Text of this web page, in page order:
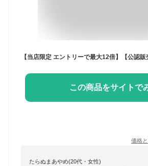
この商品をサイトで
価格
たらぬまあやめ(20代・女性)